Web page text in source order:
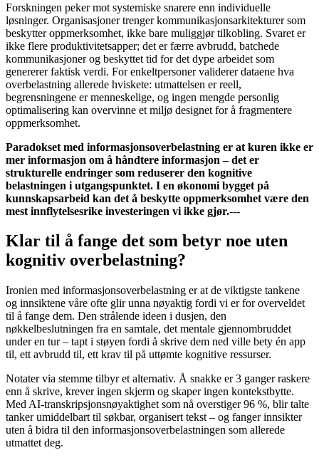
Forskningen peker mot systemiske snarere enn individuelle
løsninger. Organisasjoner trenger kommunikasjonsarkitekturer som
beskytter oppmerksomhet, ikke bare muliggjør tilkobling. Svaret er
ikke flere produktivitetsapper; det er færre avbrudd, batchede
kommunikasjoner og beskyttet tid for det dype arbeidet som
genererer faktisk verdi. For enkeltpersoner validerer dataene hva
overbelastning allerede hviskete: utmattelsen er reell,
begrensningene er menneskelige, og ingen mengde personlig
optimalisering kan overvinne et miljø designet for å fragmentere
oppmerksomhet.
Paradokset med informasjonsoverbelastning er at kuren ikke er
mer informasjon om å håndtere informasjon – det er
strukturelle endringer som reduserer den kognitive
belastningen i utgangspunktet. I en økonomi bygget på
kunnskapsarbeid kan det å beskytte oppmerksomhet være den
mest innflytelsesrike investeringen vi ikke gjør.---
Klar til å fange det som betyr noe uten
kognitiv overbelastning?
Ironien med informasjonsoverbelastning er at de viktigste tankene
og innsiktene våre ofte glir unna nøyaktig fordi vi er for overveldet
til å fange dem. Den strålende ideen i dusjen, den
nøkkelbeslutningen fra en samtale, det mentale gjennombruddet
under en tur – tapt i støyen fordi å skrive dem ned ville bety én app
til, ett avbrudd til, ett krav til på uttømte kognitive ressurser.
Notater via stemme tilbyr et alternativ. Å snakke er 3 ganger raskere
enn å skrive, krever ingen skjerm og skaper ingen kontekstbytte.
Med AI-transkripsjonsnøyaktighet som nå overstiger 96 %, blir talte
tanker umiddelbart til søkbar, organisert tekst – og fanger innsikter
uten å bidra til den informasjonsoverbelastningen som allerede
utmattet deg.